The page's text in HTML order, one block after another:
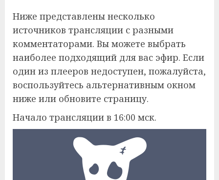
Ниже представлены несколько
источников трансляции с разными
комментаторами. Вы можете выбрать
наиболее подходящий для вас эфир. Если
один из плееров недоступен, пожалуйста,
воспользуйтесь альтернативным окном
ниже или обновите страницу.
Начало трансляции в 16:00 мск.